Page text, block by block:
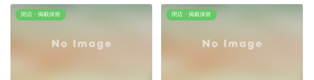
閉店・掲載保留 閉店・掲載保留